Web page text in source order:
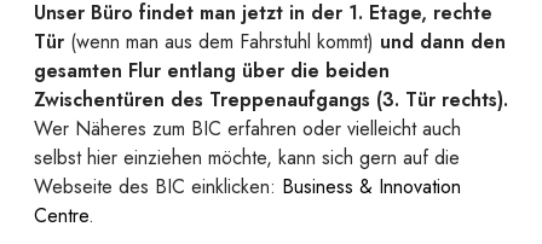
Unser Büro findet man jetzt in der 1. Etage, rechte
Tür (wenn man aus dem Fahrstuhl kommt) und dann den
gesamten Flur entlang über die beiden
Zwischentüren des Treppenaufgangs (3. Tür rechts).
Wer Näheres zum BIC erfahren oder vielleicht auch
selbst hier einziehen möchte, kann sich gern auf die
Webseite des BIC einklicken: Business & Innovation
Centre.